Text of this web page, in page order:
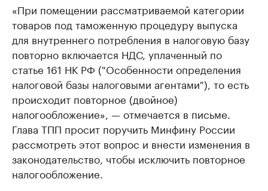
«При помещении рассматриваемой категории
товаров под таможенную процедуру выпуска
для внутреннего потребления в налоговую базу
повторно включается НДС, уплаченный по
статье 161 НК РФ ("Особенности определения
налоговой базы налоговыми агентами"), то есть
происходит повторное (двойное)
налогообложение», — отмечается в письме.
Глава ТПП просит поручить Минфину России
рассмотреть этот вопрос и внести изменения в
законодательство, чтобы исключить повторное
налогообложение.